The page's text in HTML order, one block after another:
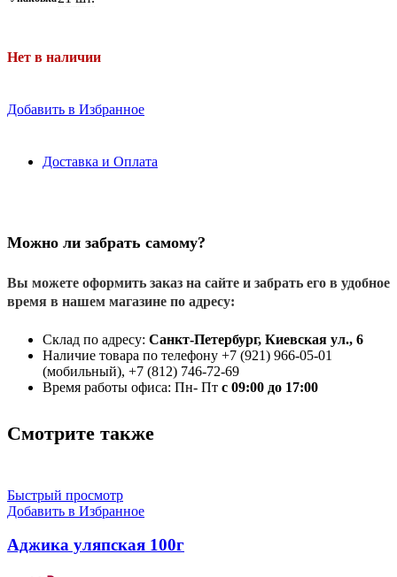
Нет в наличии
Добавить в Избранное
Доставка и Оплата
Можно ли забрать самому?
Вы можете оформить заказ на сайте и забрать его в удобное
время в нашем магазине по адресу:
Склад по адресу: Санкт-Петербург, Киевская ул., 6
Наличие товара по телефону +7 (921) 966-05-01
(мобильный), +7 (812) 746-72-69
Время работы офиса: Пн- Пт с 09:00 до 17:00
Смотрите также
Быстрый просмотр
Добавить в Избранное
Аджика уляпская 100г